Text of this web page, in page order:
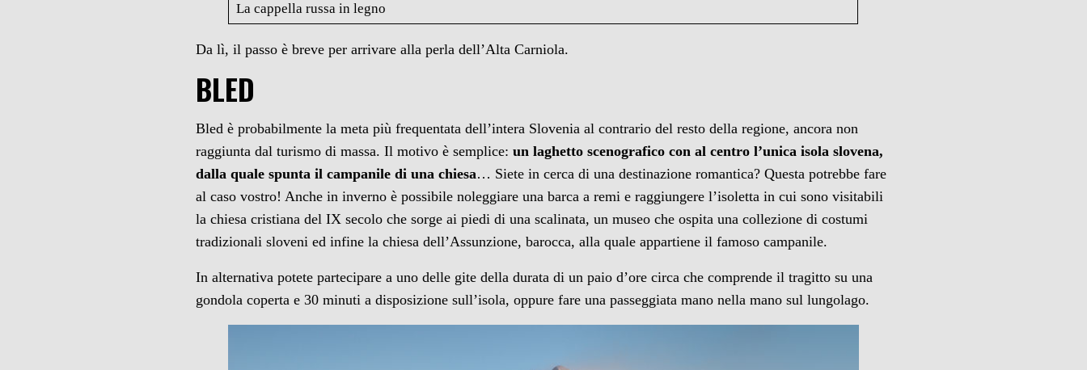
La cappella russa in legno
Da lì, il passo è breve per arrivare alla perla dell’Alta Carniola.
BLED
Bled è probabilmente la meta più frequentata dell’intera Slovenia al contrario del resto della regione, ancora non
raggiunta dal turismo di massa. Il motivo è semplice:un laghetto scenografico con al centro l’unica isola slovena,
dalla quale spunta il campanile di una chiesa… Siete in cerca di una destinazione romantica? Questa potrebbe fare
al caso vostro! Anche in inverno è possibile noleggiare una barca a remi e raggiungere l’isoletta in cui sono visitabili
la chiesa cristiana del IX secolo che sorge ai piedi di una scalinata, un museo che ospita una collezione di costumi
tradizionali sloveni ed infine la chiesa dell’Assunzione, barocca, alla quale appartiene il famoso campanile.
In alternativa potete partecipare a uno delle gite della durata di un paio d’ore circa che comprende il tragitto su una
gondola coperta e 30 minuti a disposizione sull’isola, oppure fare una passeggiata mano nella mano sul lungolago.